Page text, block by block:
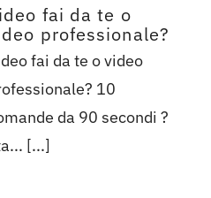
fai da te o
professionale?
fai da te o video
10
da 90 secondi ?
[...]